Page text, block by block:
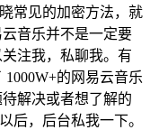
常见的加密方法，就
音乐并不是一定要
注我，私聊我。有
的网易云音乐
解决或者想了解的
后，后台私我一下。